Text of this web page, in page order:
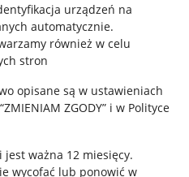
urządzeń na
automatycznie.
również w celu
stron
opisane są w ustawieniach
ZGODY” i w Polityce
ważna 12 miesięcy.
wycofać lub ponowić w
Cyfrowych